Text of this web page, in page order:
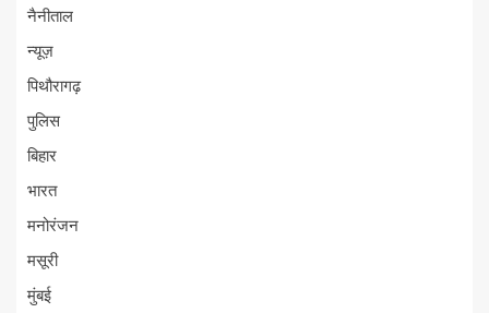
नैनीताल
न्यूज़
पिथौरागढ़
पुलिस
बिहार
भारत
मनोरंजन
मसूरी
मुंबई